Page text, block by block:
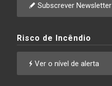
Subscrever Newsletter
Risco de Incêndio
Ver o nível de alerta